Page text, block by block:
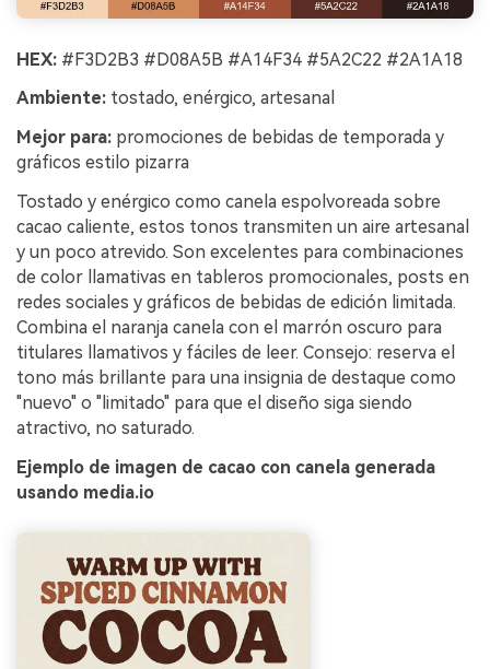
HEX: #F3D2B3 #D08A5B #A14F34 #5A2C22 #2A1A18
Ambiente: tostado, enérgico, artesanal
Mejor para: promociones de bebidas de temporada y
gráficos estilo pizarra
Tostado y enérgico como canela espolvoreada sobre
cacao caliente, estos tonos transmiten un aire artesanal
y un poco atrevido. Son excelentes para combinaciones
de color llamativas en tableros promocionales, posts en
redes sociales y gráficos de bebidas de edición limitada.
Combina el naranja canela con el marrón oscuro para
titulares llamativos y fáciles de leer. Consejo: reserva el
tono más brillante para una insignia de destaque como
"nuevo" o "limitado" para que el diseño siga siendo
atractivo, no saturado.
Ejemplo de imagen de cacao con canela generada
usando media.io